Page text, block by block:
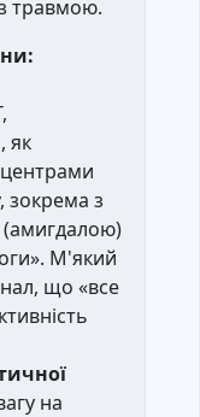
травмою.
як
зокрема з
(амигдалою)
М'який
що «все
на